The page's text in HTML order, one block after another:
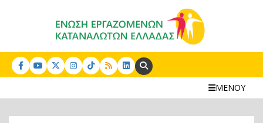
Search:
ΜΕΝΟΥ